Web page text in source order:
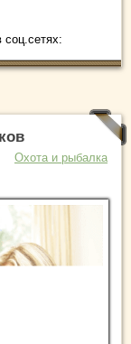
соц.сетях:
Охота и рыбалка